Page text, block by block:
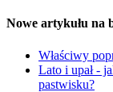
Nowe artykułu na
Właściwy
Lato i upał -
pastwisku?